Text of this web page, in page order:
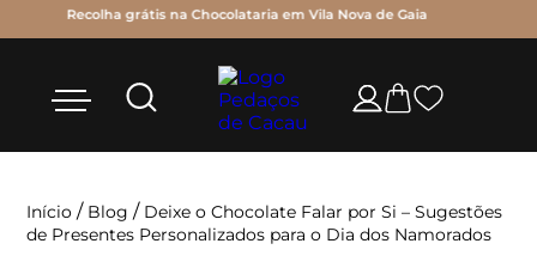
Personalize os chocolates com as suas próprias mensagens!!!
Início / Blog / Deixe o Chocolate Falar por Si – Sugestões
de Presentes Personalizados para o Dia dos Namorados